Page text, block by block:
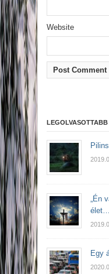
Website
„Én
Egy